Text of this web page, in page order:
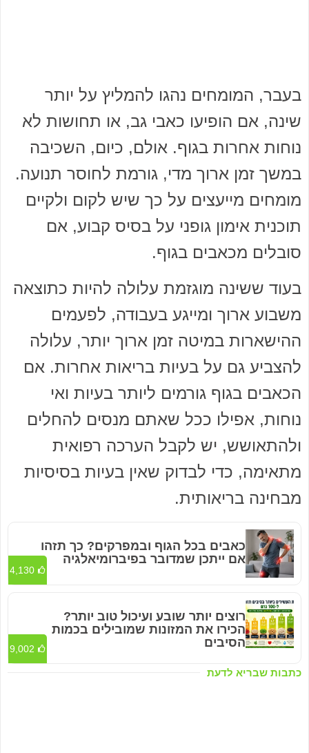
בעבר, המומחים נהגו להמליץ על יותר
שינה, אם הופיעו כאבי גב, או תחושות לא
נוחות אחרות בגוף. אולם, כיום, השכיבה
במשך זמן ארוך מדי, גורמת לחוסר תנועה.
מומחים מייעצים על כך שיש לקום ולקיים
תוכנית אימון גופני על בסיס קבוע, אם
סובלים מכאבים בגוף.
בעוד ששינה מוגזמת עלולה להיות כתוצאה
משבוע ארוך ומייגע בעבודה, לפעמים
ההישארות במיטה זמן ארוך יותר, עלולה
להצביע גם על בעיות בריאות אחרות. אם
הכאבים בגוף גורמים ליותר בעיות ואי
נוחות, אפילו ככל שאתם מנסים להחלים
ולהתאושש, יש לקבל הערכה רפואית
מתאימה, כדי לבדוק שאין בעיות בסיסיות
מבחינה בריאותית.
כתבות שבריא לדעת
כאבים בכל הגוף ובמפרקים? כך תזהו
אם ייתכן שמדובר בפיברומיאלגיה
4,130
רוצים יותר שובע ועיכול טוב יותר?
הכירו את המזונות שמובילים בכמות
הסיבים
9,002